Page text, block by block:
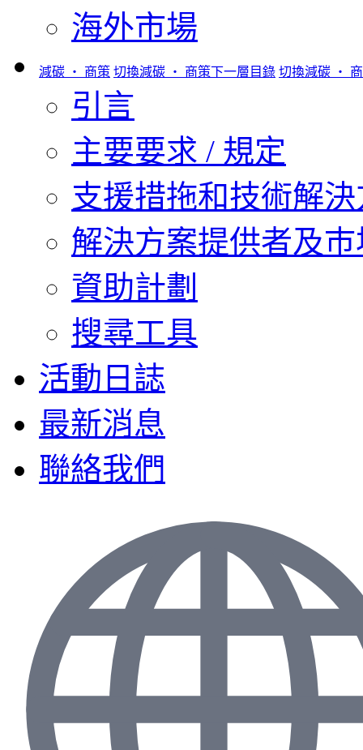
海外市場
減碳 ‧ 商策 切換減碳 ‧ 商策下一層目錄 切換減碳 ‧
引言
主要要求 / 規定
支援措拖和技術解
解決方案提供者及
資助計劃
搜尋工具
活動日誌
最新消息
聯絡我們